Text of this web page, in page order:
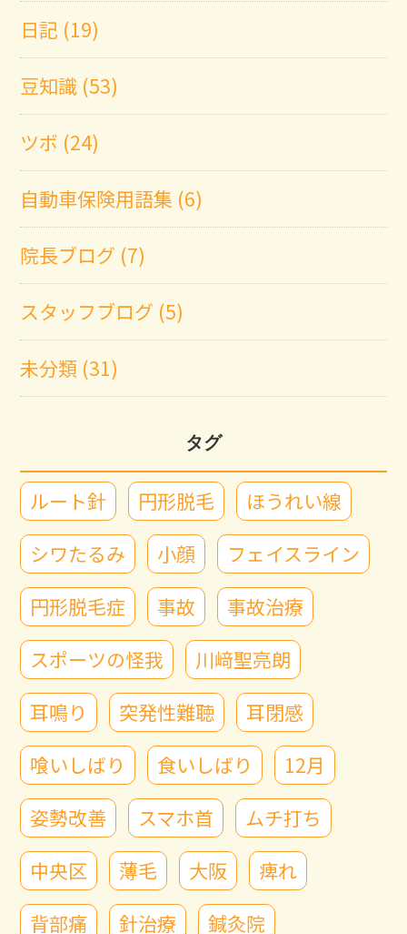
日記 (19)
豆知識 (53)
ツボ (24)
自動車保険用語集 (6)
院長ブログ (7)
スタッフブログ (5)
未分類 (31)
タグ
ルート針 円形脱毛
ほうれい線
シワたるみ
小顔
フェイスライン
円形脱毛症
事故
事故治療
スポーツの怪我
川﨑聖亮朗
耳鳴り
突発性難聴
耳閉感
喰いしばり
食いしばり
12月
姿勢改善
スマホ首
ムチ打ち
中央区
薄毛 大阪
痺れ
背部痛
針治療
鍼灸院